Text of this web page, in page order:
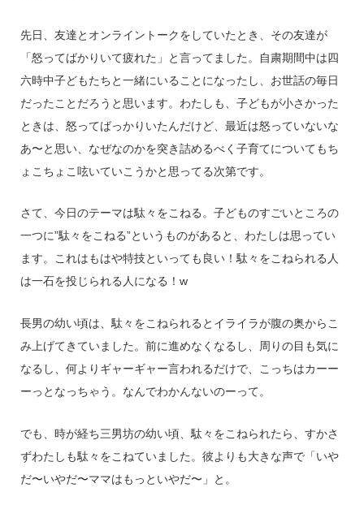
先日、友達とオンライントークをしていたとき、その友達が
「怒ってばかりいて疲れた」と言ってました。自粛期間中は四
六時中子どもたちと一緒にいることになったし、お世話の毎日
だったことだろうと思います。わたしも、子どもが小さかった
ときは、怒ってばっかりいたんだけど、最近は怒っていないな
あ〜と思い、なぜなのかを突き詰めるべく子育てについてもち
ょこちょこ呟いていこうかと思ってる次第です。
さて、今日のテーマは駄々をこねる。子どものすごいところの
一つに”駄々をこねる”というものがあると、わたしは思ってい
ます。これはもはや特技といっても良い！駄々をこねられる人
は一石を投じられる人になる！w
長男の幼い頃は、駄々をこねられるとイライラが腹の奥からこ
み上げてきていました。前に進めなくなるし、周りの目も気に
なるし、何よりギャーギャー言われるだけで、こっちはカーー
ーっとなっちゃう。なんでわかんないのーって。
でも、時が経ち三男坊の幼い頃、駄々をこねられたら、すかさ
ずわたしも駄々をこねていました。彼よりも大きな声で「いや
だ〜いやだ〜ママはもっといやだ〜」と。